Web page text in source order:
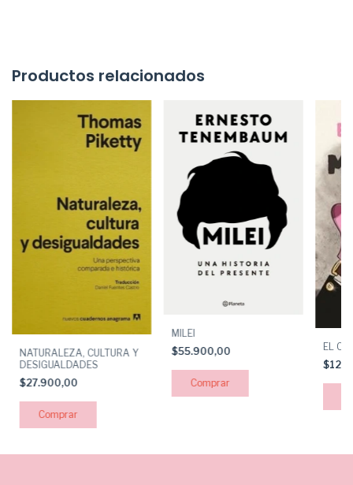
Productos relacionados
NATURALEZA, CULTURA Y
DESIGUALDADES
$27.900,00
MILEI
$55.900,00
EL